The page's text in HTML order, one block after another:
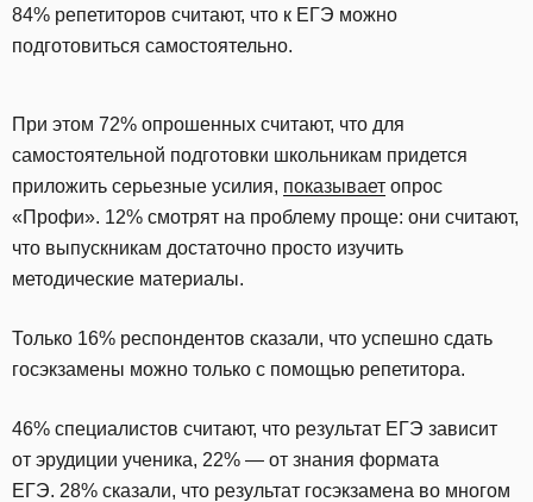
84% репетиторов считают, что к ЕГЭ можно
подготовиться самостоятельно.
При этом 72% опрошенных считают, что для
самостоятельной подготовки школьникам придется
приложить серьезные усилия, показывает опрос
«Профи». 12% смотрят на проблему проще: они считают,
что выпускникам достаточно просто изучить
методические материалы.
Только 16% респондентов сказали, что успешно сдать
госэкзамены можно только с помощью репетитора.
46% специалистов считают, что результат ЕГЭ зависит
от эрудиции ученика, 22% — от знания формата
ЕГЭ. 28% сказали, что результат госэкзамена во многом